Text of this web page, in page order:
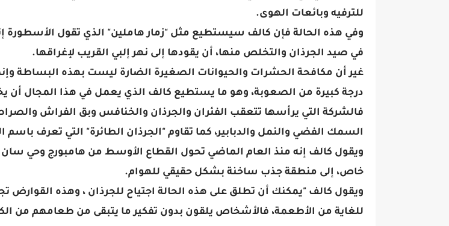
للترفيه وبائعات الهوى.
وفي هذه الحالة فإن كالف سيستطيع مثل "زمار هاملين" الذي تقول الأسطورة
في صيد الجرذان والتخلص منها، أن يقودها إلى نهر إلبي القريب لإغراقها.
غير أن مكافحة الحشرات والحيوانات الصغيرة الضارة ليست بهذه البساطة
درجة كبيرة من الصعوبة، وهو ما يستطيع كالف الذي يعمل في هذا المجال أن
فالشركة التي يرأسها تتعقب الفئران والجرذان والخنافس وبق الفراش
السمك الفضي والنمل والدبابير، كما تقاوم "الجرذان الطائرة" التي تعرف باسم
ويقول كالف إنه منذ العام الماضي تحول القطاع الأوسط من هامبورج وحي
خاص، إلى منطقة جذب ساخنة بشكل حقيقي للهوام.
ويقول كالف "يمكنك أن تطلق على هذه الحالة اجتياح للجرذان ، وهذه القوارض
للغاية من الأطعمة، فالأشخاص يلقون بدون تفكير ما يتبقى من طعامهم من